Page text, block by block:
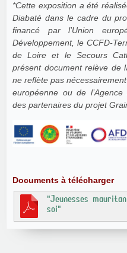
*Cette exposition a été
Diabaté dans le cadre du
financé par l’Union
Développement, le CCFD-
de Loire et le Secours
présent document relève de
ne reflète pas
européenne ou de
des partenaires du projet
Documents à télécharger
"Jeunesses
soi"